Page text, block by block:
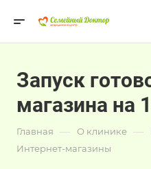
Запуск
магазина на
Главная — О клинике —
Интернет-магазины